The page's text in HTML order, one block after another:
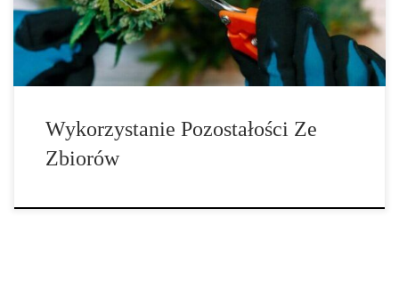
Chociaż składniki te mogą nie być najbardziej pożądanymi […]
Wykorzystanie Pozostałości Ze
Zbiorów